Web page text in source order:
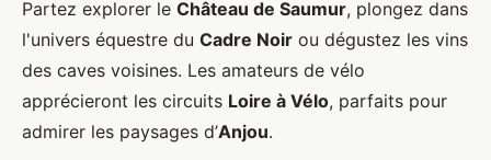
Partez explorer le Château de Saumur, plongez dans
l'univers équestre du Cadre Noir ou dégustez les vins
des caves voisines. Les amateurs de vélo
apprécieront les circuits Loire à Vélo, parfaits pour
admirer les paysages d’Anjou.